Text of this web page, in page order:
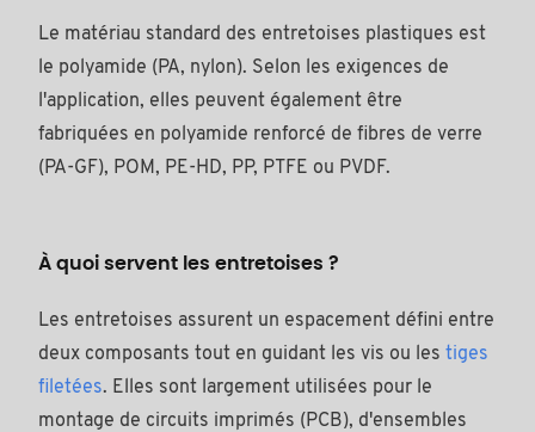
Le matériau standard des entretoises plastiques est
le polyamide (PA, nylon). Selon les exigences de
l'application, elles peuvent également être
fabriquées en polyamide renforcé de fibres de verre
(PA-GF), POM, PE-HD, PP, PTFE ou PVDF.
À quoi servent les entretoises ?
Les entretoises assurent un espacement défini entre
deux composants tout en guidant les vis ou les tiges
filetées. Elles sont largement utilisées pour le
montage de circuits imprimés (PCB), d'ensembles